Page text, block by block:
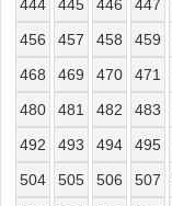
444
445 446 447
456
457 458 459
468
469 470 471
480
481 482 483
492
493 494 495
504
505 506 507